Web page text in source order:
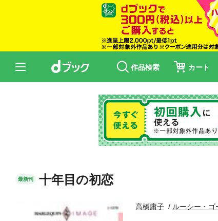
作品検索 カート
最新刊 十年目の初恋
高橋庸子 ルーシー・ゴ